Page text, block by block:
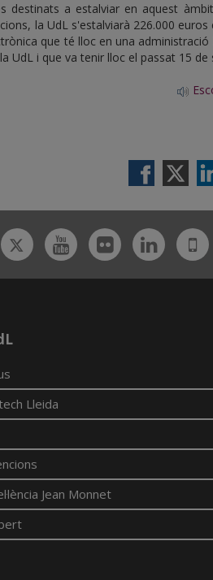
destinats a estalviar en aquest
la UdL s'estalviarà 226.000
que té lloc en una administració
UdL i que va tenir lloc el passat 15 de
TwitterYoutubeFlickr
Lleida
Jean Monnet